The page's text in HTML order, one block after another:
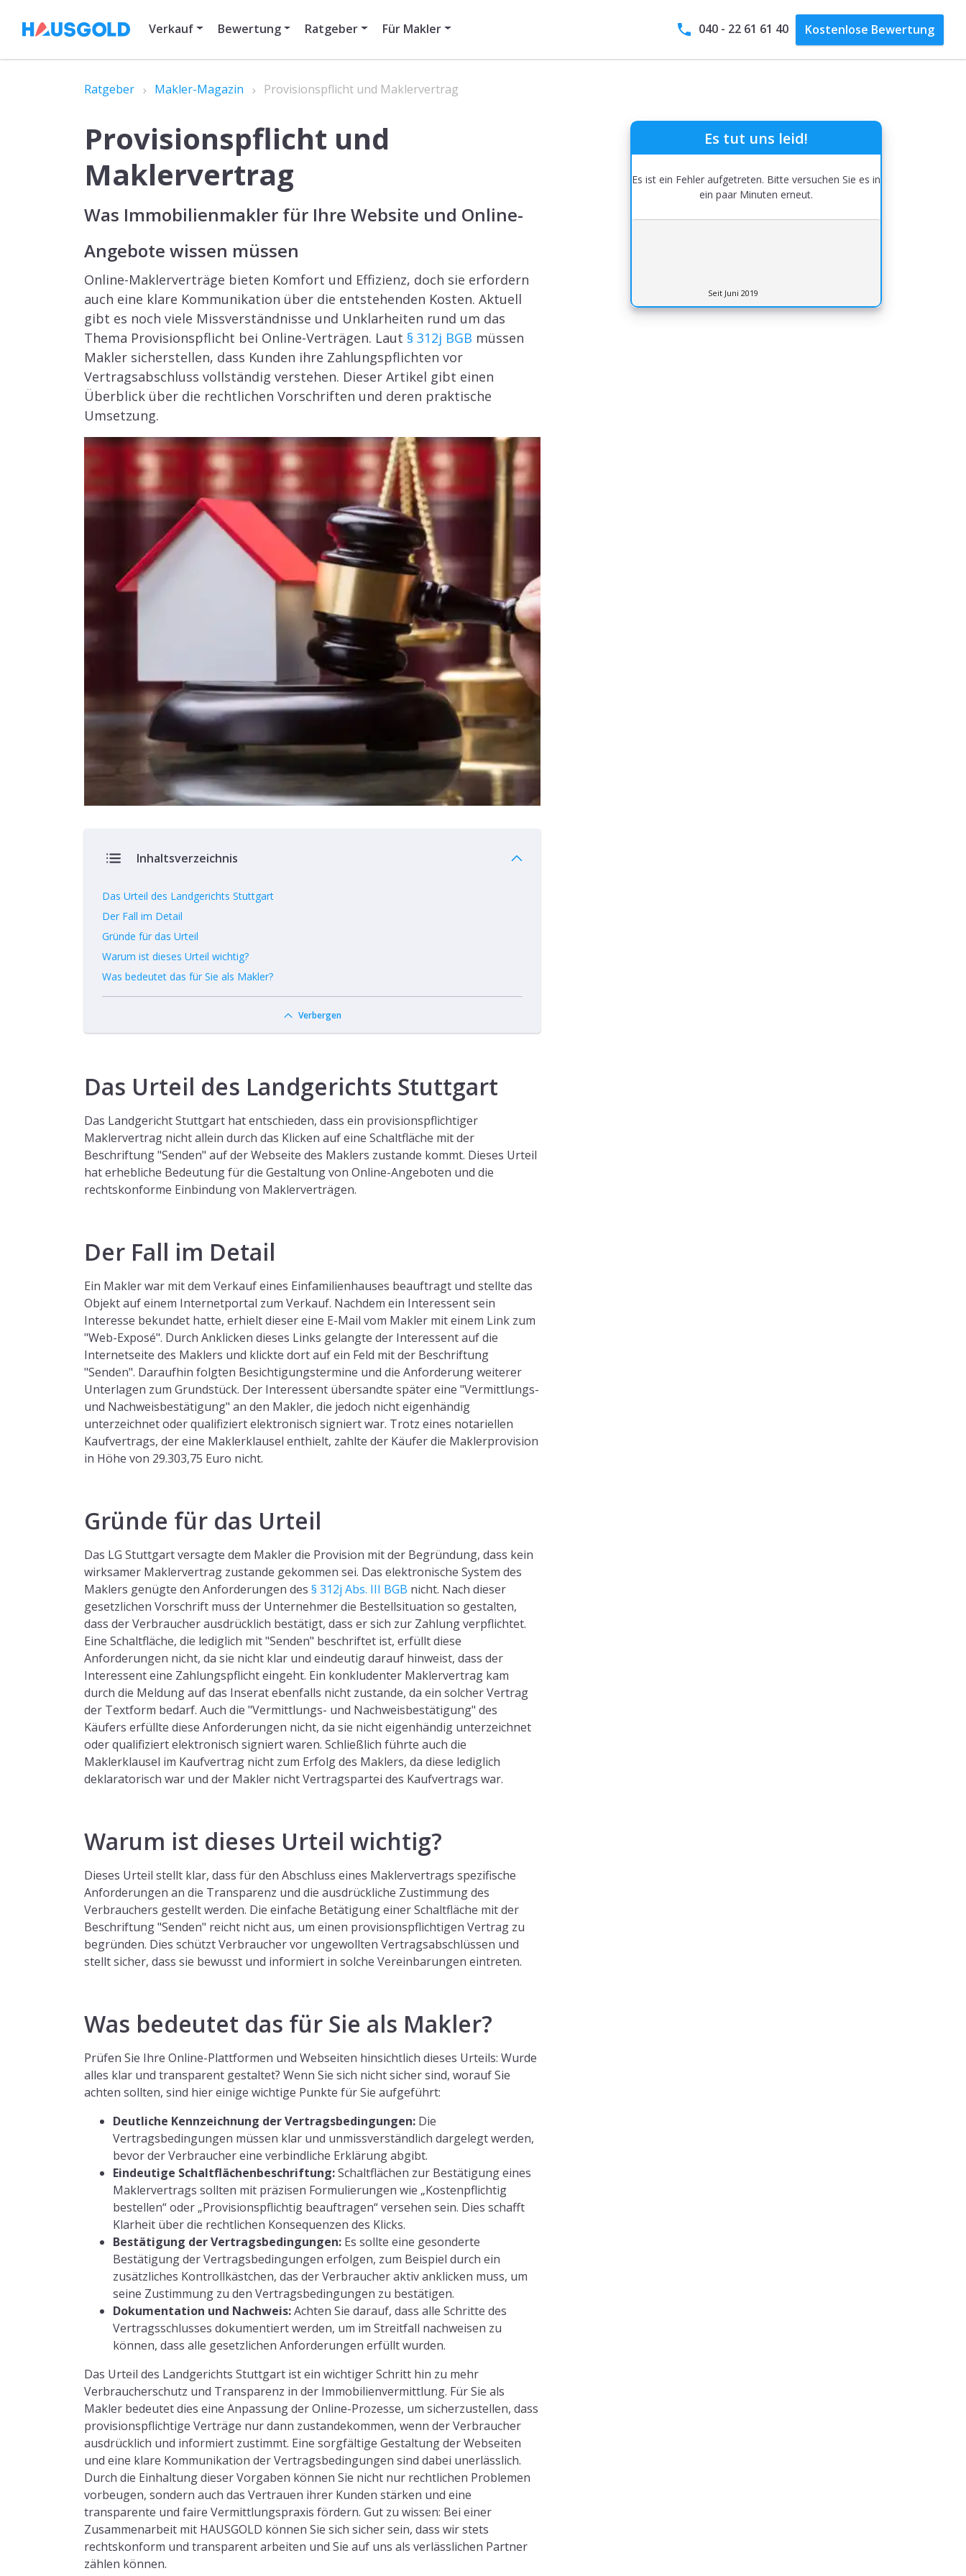
Verkauf Bewertung Ratgeber Für Makler 040 - 22 61 61 40 Kostenlose Bewertung
Ratgeber Makler-Magazin Provisionspflicht und Maklervertrag
Provisionspflicht und
Maklervertrag
Was Immobilienmakler für Ihre Website und Online-
Angebote wissen müssen
Online-Maklerverträge bieten Komfort und Effizienz, doch sie erfordern
auch eine klare Kommunikation über die entstehenden Kosten. Aktuell
gibt es noch viele Missverständnisse und Unklarheiten rund um das
Thema Provisionspflicht bei Online-Verträgen. Laut § 312j BGB müssen
Makler sicherstellen, dass Kunden ihre Zahlungspflichten vor
Vertragsabschluss vollständig verstehen. Dieser Artikel gibt einen
Überblick über die rechtlichen Vorschriften und deren praktische
Umsetzung.
Inhaltsverzeichnis
Das Urteil des Landgerichts Stuttgart
Der Fall im Detail
Gründe für das Urteil
Warum ist dieses Urteil wichtig?
Was bedeutet das für Sie als Makler?
Verbergen
Das Urteil des Landgerichts Stuttgart
Das Landgericht Stuttgart hat entschieden, dass ein provisionspflichtiger
Maklervertrag nicht allein durch das Klicken auf eine Schaltfläche mit der
Beschriftung "Senden" auf der Webseite des Maklers zustande kommt. Dieses Urteil
hat erhebliche Bedeutung für die Gestaltung von Online-Angeboten und die
rechtskonforme Einbindung von Maklerverträgen.
Der Fall im Detail
Ein Makler war mit dem Verkauf eines Einfamilienhauses beauftragt und stellte das
Objekt auf einem Internetportal zum Verkauf. Nachdem ein Interessent sein
Interesse bekundet hatte, erhielt dieser eine E-Mail vom Makler mit einem Link zum
"Web-Exposé". Durch Anklicken dieses Links gelangte der Interessent auf die
Internetseite des Maklers und klickte dort auf ein Feld mit der Beschriftung
"Senden". Daraufhin folgten Besichtigungstermine und die Anforderung weiterer
Unterlagen zum Grundstück. Der Interessent übersandte später eine "Vermittlungs-
und Nachweisbestätigung" an den Makler, die jedoch nicht eigenhändig
unterzeichnet oder qualifiziert elektronisch signiert war. Trotz eines notariellen
Kaufvertrags, der eine Maklerklausel enthielt, zahlte der Käufer die Maklerprovision
in Höhe von 29.303,75 Euro nicht.
Gründe für das Urteil
Das LG Stuttgart versagte dem Makler die Provision mit der Begründung, dass kein
wirksamer Maklervertrag zustande gekommen sei. Das elektronische System des
Maklers genügte den Anforderungen des § 312j Abs. III BGB nicht. Nach dieser
gesetzlichen Vorschrift muss der Unternehmer die Bestellsituation so gestalten,
dass der Verbraucher ausdrücklich bestätigt, dass er sich zur Zahlung verpflichtet.
Eine Schaltfläche, die lediglich mit "Senden" beschriftet ist, erfüllt diese
Anforderungen nicht, da sie nicht klar und eindeutig darauf hinweist, dass der
Interessent eine Zahlungspflicht eingeht. Ein konkludenter Maklervertrag kam
durch die Meldung auf das Inserat ebenfalls nicht zustande, da ein solcher Vertrag
der Textform bedarf. Auch die "Vermittlungs- und Nachweisbestätigung" des
Käufers erfüllte diese Anforderungen nicht, da sie nicht eigenhändig unterzeichnet
oder qualifiziert elektronisch signiert waren. Schließlich führte auch die
Maklerklausel im Kaufvertrag nicht zum Erfolg des Maklers, da diese lediglich
deklaratorisch war und der Makler nicht Vertragspartei des Kaufvertrags war.
Warum ist dieses Urteil wichtig?
Dieses Urteil stellt klar, dass für den Abschluss eines Maklervertrags spezifische
Anforderungen an die Transparenz und die ausdrückliche Zustimmung des
Verbrauchers gestellt werden. Die einfache Betätigung einer Schaltfläche mit der
Beschriftung "Senden" reicht nicht aus, um einen provisionspflichtigen Vertrag zu
begründen. Dies schützt Verbraucher vor ungewollten Vertragsabschlüssen und
stellt sicher, dass sie bewusst und informiert in solche Vereinbarungen eintreten.
Was bedeutet das für Sie als Makler?
Prüfen Sie Ihre Online-Plattformen und Webseiten hinsichtlich dieses Urteils: Wurde
alles klar und transparent gestaltet? Wenn Sie sich nicht sicher sind, worauf Sie
achten sollten, sind hier einige wichtige Punkte für Sie aufgeführt:
Deutliche Kennzeichnung der Vertragsbedingungen: Die
Vertragsbedingungen müssen klar und unmissverständlich dargelegt werden,
bevor der Verbraucher eine verbindliche Erklärung abgibt.
Eindeutige Schaltflächenbeschriftung:Schaltflächen zur Bestätigung eines
Maklervertrags sollten mit präzisen Formulierungen wie „Kostenpflichtig
bestellen“ oder „Provisionspflichtig beauftragen“ versehen sein. Dies schafft
Klarheit über die rechtlichen Konsequenzen des Klicks.
Bestätigung der Vertragsbedingungen: Es sollte eine gesonderte
Bestätigung der Vertragsbedingungen erfolgen, zum Beispiel durch ein
zusätzliches Kontrollkästchen, das der Verbraucher aktiv anklicken muss, um
seine Zustimmung zu den Vertragsbedingungen zu bestätigen.
Dokumentation und Nachweis:Achten Sie darauf, dass alle Schritte des
Vertragsschlusses dokumentiert werden, um im Streitfall nachweisen zu
können, dass alle gesetzlichen Anforderungen erfüllt wurden.
Das Urteil des Landgerichts Stuttgart ist ein wichtiger Schritt hin zu mehr
Verbraucherschutz und Transparenz in der Immobilienvermittlung. Für Sie als
Makler bedeutet dies eine Anpassung der Online-Prozesse, um sicherzustellen, dass
provisionspflichtige Verträge nur dann zustandekommen, wenn der Verbraucher
ausdrücklich und informiert zustimmt. Eine sorgfältige Gestaltung der Webseiten
und eine klare Kommunikation der Vertragsbedingungen sind dabei unerlässlich.
Durch die Einhaltung dieser Vorgaben können Sie nicht nur rechtlichen Problemen
vorbeugen, sondern auch das Vertrauen ihrer Kunden stärken und eine
transparente und faire Vermittlungspraxis fördern. Gut zu wissen: Bei einer
Zusammenarbeit mit HAUSGOLD können Sie sich sicher sein, dass wir stets
rechtskonform und transparent arbeiten und Sie auf uns als verlässlichen Partner
zählen können.
Es tut uns leid!
Es ist ein Fehler aufgetreten. Bitte versuchen Sie es in
ein paar Minuten erneut.
Seit Juni 2019